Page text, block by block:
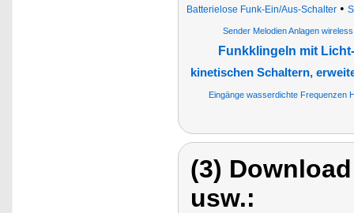
Batterielose Funk-Ein/Aus-Schalter •
Sender Melodien Anlagen
Funkklingeln mit
kinetischen Schaltern,
Eingänge wasserdichte Frequenzen
(3)
usw.: